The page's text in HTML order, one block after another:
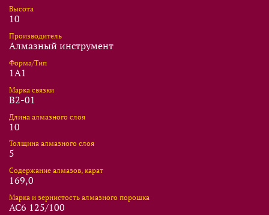
Высота
10
Производитель
Алмазный инструмент
Форма/Тип
1А1
Марка связки
В2-01
Длина алмазного слоя
10
Толщина алмазного слоя
5
Содержание алмазов, карат
169,0
Марка и зернистость алмазного порошка
АС6 125/100